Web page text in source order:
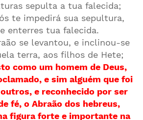
sepulta a tua falecida;
te impedirá sua sepultura,
enterres tua falecida.
se levantou, e inclinou-se
terra, aos filhos de Hete;
como um homem de Deus,
e sim alguém que foi
e reconhecido por ser
fé, o Abraão dos hebreus,
figura forte e importante na